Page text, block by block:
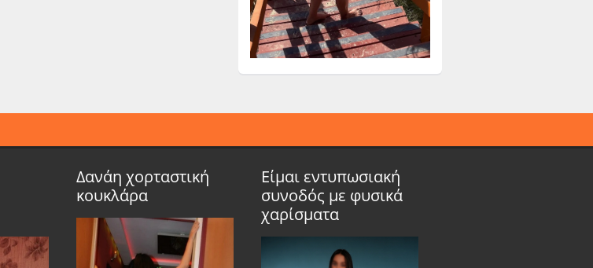
Δανάη χορταστική
κουκλάρα
Είμαι εντυπωσιακή
συνοδός με φυσικά
χαρίσματα